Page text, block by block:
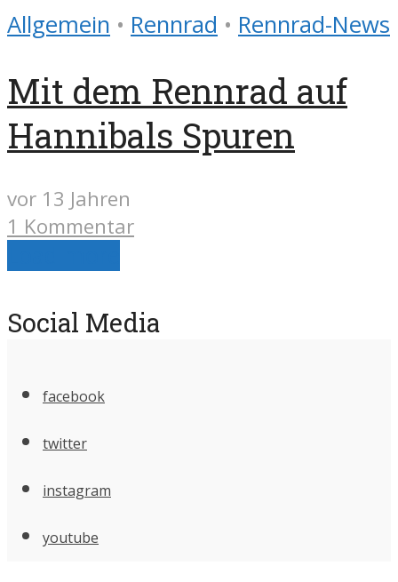
Allgemein • Rennrad • Rennrad-News
Mit dem Rennrad auf
Hannibals Spuren
vor 13 Jahren
1 Kommentar
Social Media
facebook
twitter
instagram
youtube